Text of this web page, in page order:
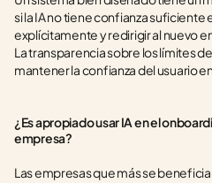
si la IA no tiene confianza
explícitamente y redirigir al nuevo
La transparencia sobre los límites
mantener la confianza del usuario
¿Es apropiado usar IA en el
empresa?
Las empresas que más se